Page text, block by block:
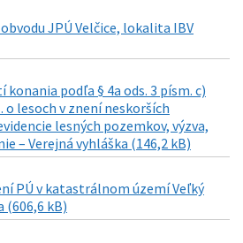
JPÚ Velčice, lokalita IBV
podľa § 4a ods. 3 písm. c)
o lesoch v znení neskorších
lesných pozemkov, výzva,
– Verejná vyhláška (146,2 kB)
PÚ v katastrálnom území Veľký
kB)